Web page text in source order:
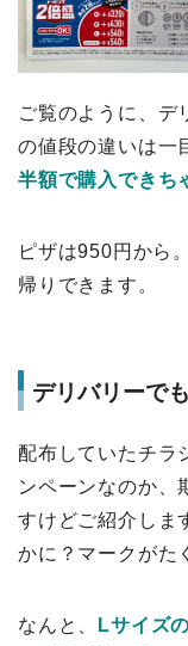
ご覧のように、デ
の値段の違いは一
半額で購入できち
ピザは950円から
帰りできます。
デリバリーで
配布していたチラ
ンペーンなのか、
すけどご紹介しま
かに？マークがた
なんと、
Lサイズ